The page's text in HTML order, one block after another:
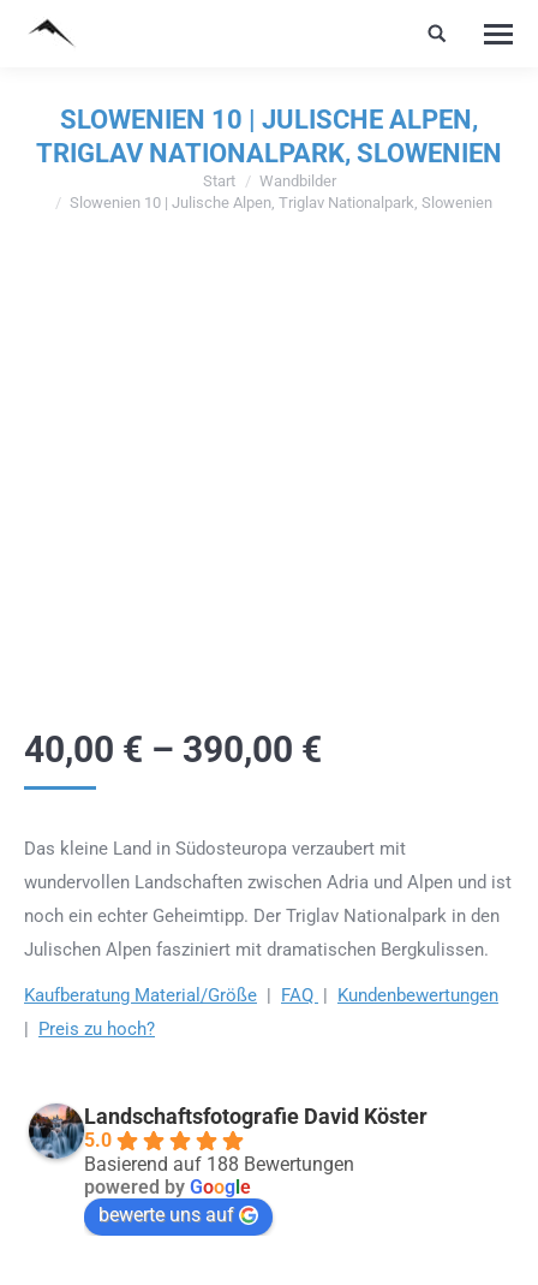
SLOWENIEN 10 | JULISCHE ALPEN,
TRIGLAV NATIONALPARK, SLOWENIEN
Start
Wandbilder
Slowenien 10 | Julische Alpen, Triglav Nationalpark, Slowenien
40,00 € – 390,00 €
Das kleine Land in Südosteuropa verzaubert mit
wundervollen Landschaften zwischen Adria und Alpen und ist
noch ein echter Geheimtipp. Der Triglav Nationalpark in den
Julischen Alpen fasziniert mit dramatischen Bergkulissen.
Kaufberatung Material/Größe | FAQ | Kundenbewertungen
| Preis zu hoch?
Landschaftsfotografie David Köster
5.0
Basierend auf 188 Bewertungen
powered by Google
bewerte uns auf